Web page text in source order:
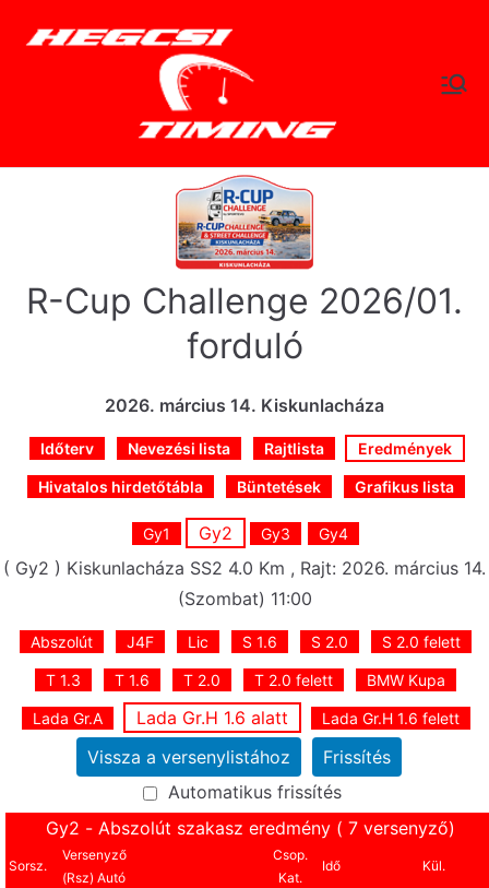
hegc
sitimi
Időtlen Idők
R-Cup Challenge 2026/01.
forduló
2026. március 14. Kiskunlacháza
Időterv Nevezési lista Rajtlista Eredmények
Hivatalos hirdetőtábla Büntetések Grafikus lista
Gy1 Gy2 Gy3 Gy4
( Gy2 ) Kiskunlacháza SS2 4.0 Km , Rajt: 2026. március 14.
(Szombat) 11:00
Abszolút J4F Lic S 1.6 S 2.0 S 2.0 felett
T 1.3 T 1.6 T 2.0 T 2.0 felett BMW Kupa
Lada Gr.A Lada Gr.H 1.6 alatt Lada Gr.H 1.6 felett
Automatikus frissítés
Gy2 - Abszolút szakasz eredmény ( 7 versenyző)
Sorsz.
Versenyző
(Rsz) Autó
Csop.
Kat.
Idő Kül.